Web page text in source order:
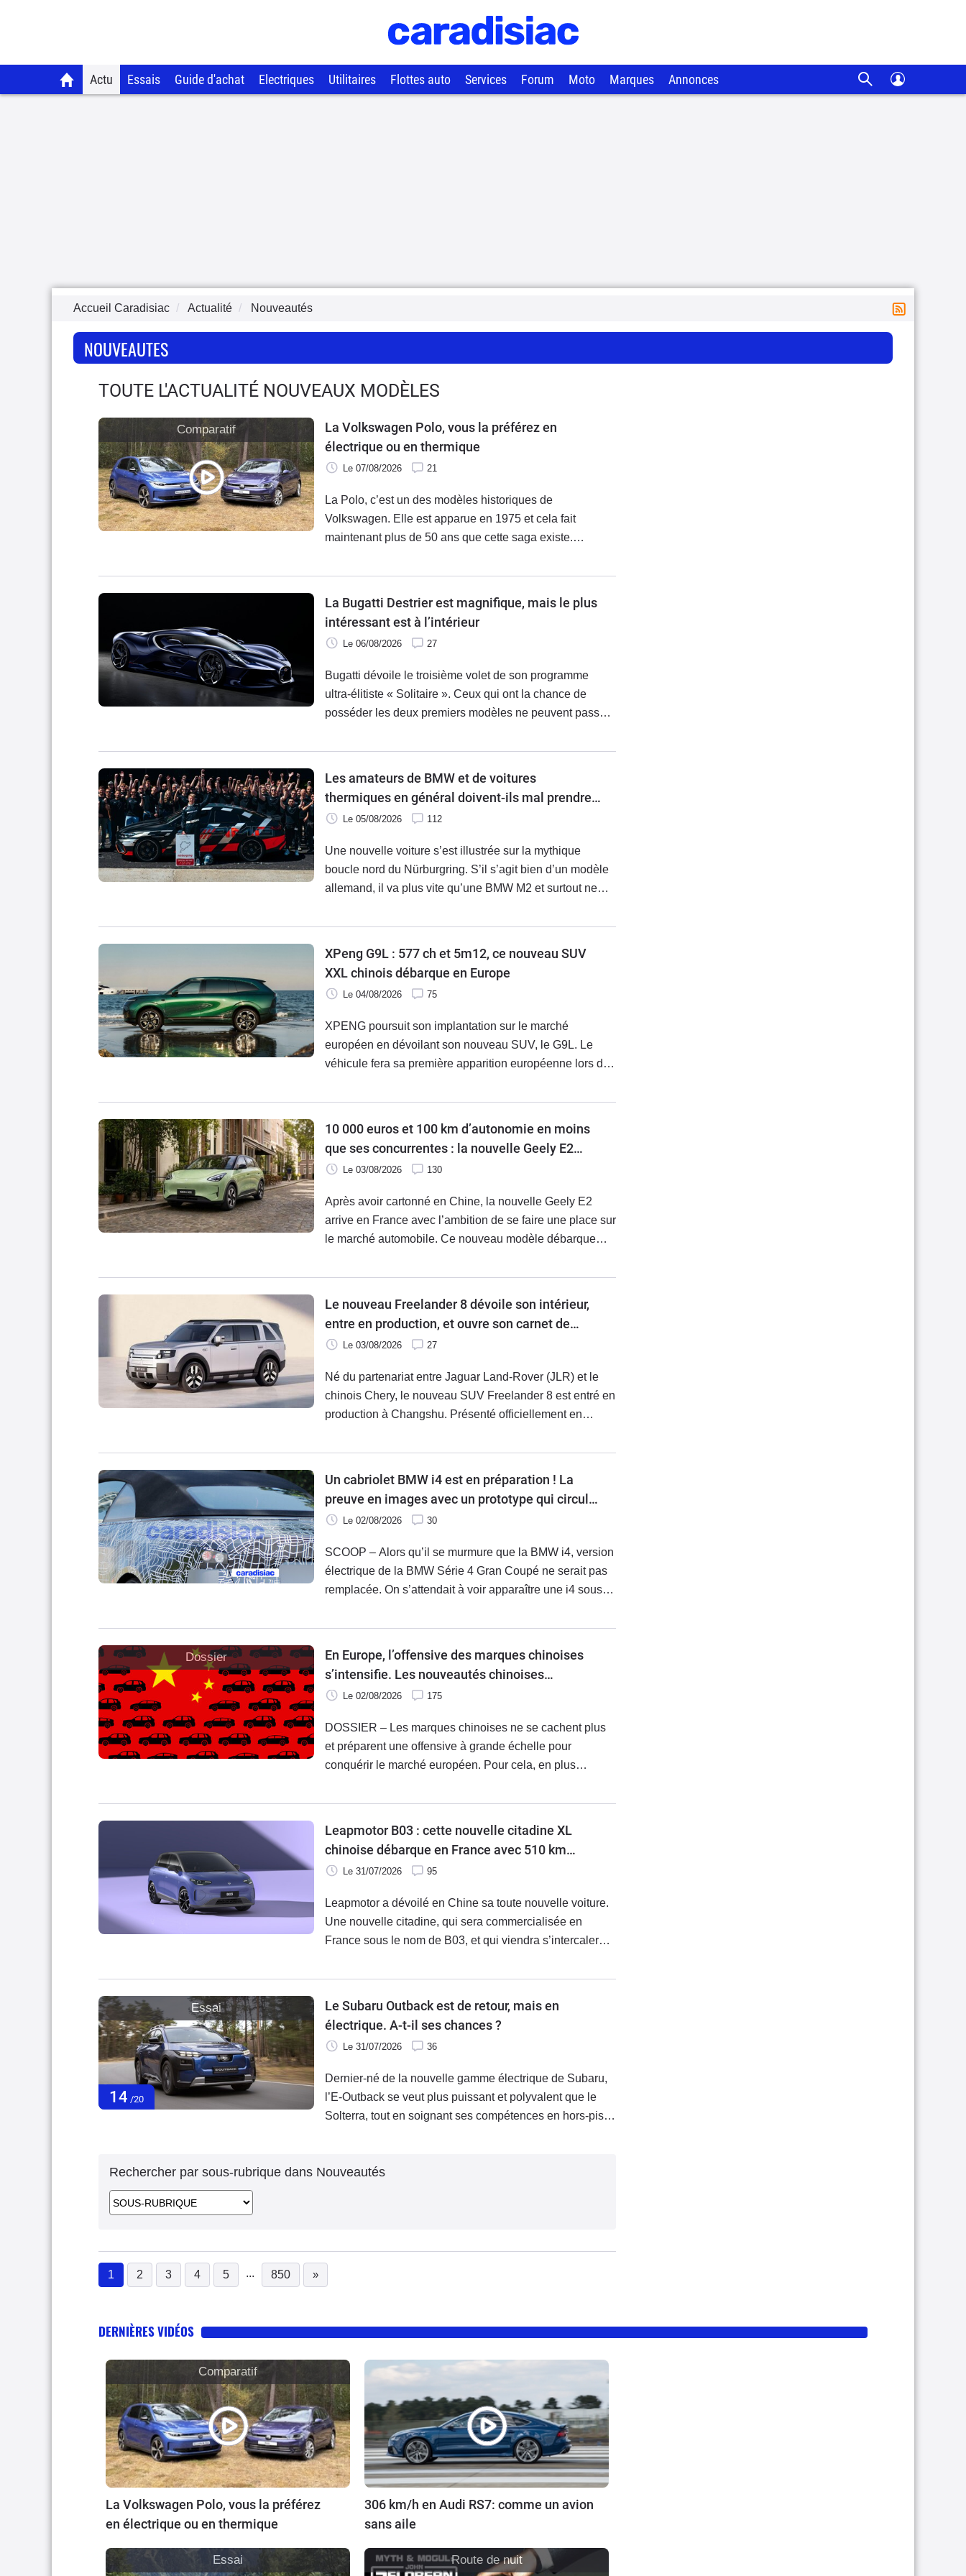
Actu Essais Guide d'achat Electriques Utilitaires Flottes auto Services Forum Moto Marques Annonces
Accueil Caradisiac Actualité Nouveautés
NOUVEAUTES
TOUTE L'ACTUALITÉ NOUVEAUX MODÈLES
Comparatif
La Volkswagen Polo, vous la préférez en
électrique ou en thermique
Le 07/08/2026 21
La Polo, c’est un des modèles historiques de
Volkswagen. Elle est apparue en 1975 et cela fait
maintenant plus de 50 ans que cette saga existe.
l’apparition de la première version 100 % électrique
thermique ou l’électrique ?
La Bugatti Destrier est magnifique, mais le plus
intéressant est à l’intérieur
Le 06/08/2026 27
Bugatti dévoile le troisième volet de son programme
ultra-élitiste « Solitaire ». Ceux qui ont la chance de
posséder les deux premiers modèles ne peuvent passer
exemplaire unique.
Les amateurs de BMW et de voitures
thermiques en général doivent-ils mal prendre
cette nouvelle ?
Le 05/08/2026 112
Une nouvelle voiture s’est illustrée sur la mythique
boucle nord du Nürburgring. S’il s’agit bien d’un modèle
allemand, il va plus vite qu’une BMW M2 et surtout ne
XPeng G9L : 577 ch et 5m12, ce nouveau SUV
XXL chinois débarque en Europe
Le 04/08/2026 75
XPENG poursuit son implantation sur le marché
européen en dévoilant son nouveau SUV, le G9L. Le
véhicule fera sa première apparition européenne lors du
de 5,12 m qui entend mettre à l’épreuve nos espaces
10 000 euros et 100 km d’autonomie en moins
que ses concurrentes : la nouvelle Geely E2
peut-elle séduire ?
Le 03/08/2026 130
Après avoir cartonné en Chine, la nouvelle Geely E2
arrive en France avec l’ambition de se faire une place sur
le marché automobile. Ce nouveau modèle débarque
prix.
Le nouveau Freelander 8 dévoile son intérieur,
entre en production, et ouvre son carnet de
commandes
Le 03/08/2026 27
Né du partenariat entre Jaguar Land-Rover (JLR) et le
chinois Chery, le nouveau SUV Freelander 8 est entré en
production à Changshu. Présenté officiellement en
courant août d’abord au Moyen-Orient avant d’être
basculement des priorités constructeurs.
Un cabriolet BMW i4 est en préparation ! La
preuve en images avec un prototype qui circule
muni d’un gros camouflage sur les routes
Le 02/08/2026 30
SCOOP – Alors qu’il se murmure que la BMW i4, version
électrique de la BMW Série 4 Gran Coupé ne serait pas
remplacée. On s’attendait à voir apparaître une i4 sous la
coupé, nos chasseurs de scoop ont découvert une BMW
Dossier
En Europe, l’offensive des marques chinoises
s’intensifie. Les nouveautés chinoises
électriques et hybrides vont déferler sur le
Le 02/08/2026 175
DOSSIER – Les marques chinoises ne se cachent plus
et préparent une offensive à grande échelle pour
conquérir le marché européen. Pour cela, en plus
modèles, les constructeurs chinois s’allient aux marques
production en Europe.
Leapmotor B03 : cette nouvelle citadine XL
chinoise débarque en France avec 510 km
d’autonomie !
Le 31/07/2026 95
Leapmotor a dévoilé en Chine sa toute nouvelle voiture.
Une nouvelle citadine, qui sera commercialisée en
France sous le nom de B03, et qui viendra s’intercaler
Essai
14 /20
Le Subaru Outback est de retour, mais en
électrique. A-t-il ses chances ?
Le 31/07/2026 36
Dernier-né de la nouvelle gamme électrique de Subaru,
l’E-Outback se veut plus puissant et polyvalent que le
Solterra, tout en soignant ses compétences en hors-piste.
Rechercher par sous-rubrique dans Nouveautés
1
(current)
2 3 4 5 ... 850 »
DERNIÈRES VIDÉOS
Comparatif
La Volkswagen Polo, vous la préférez
en électrique ou en thermique
306 km/h en Audi RS7: comme un avion
sans aile
Essai Route de nuit